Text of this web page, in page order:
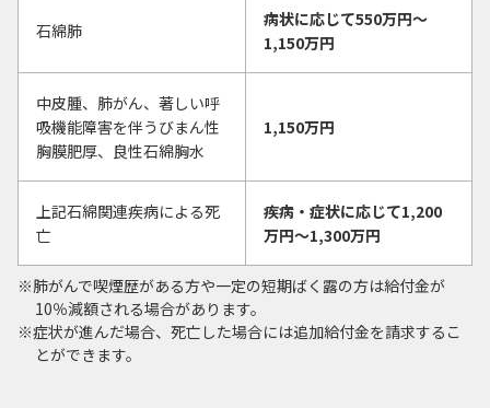
石綿肺
病状に応じて550万円〜
1,150万円
中皮腫、肺がん、著しい呼
吸機能障害を伴うびまん性
胸膜肥厚、良性石綿胸水
1,150万円
上記石綿関連疾病による死
亡
疾病・症状に応じて1,200
万円〜1,300万円
肺がんで喫煙歴がある方や一定の短期ばく露の方は給付金が
10％減額される場合があります。
症状が進んだ場合、死亡した場合には追加給付金を請求するこ
とができます。